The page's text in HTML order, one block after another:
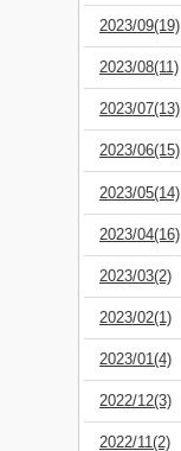
2023/09(19)
2023/08(11)
2023/07(13)
2023/06(15)
2023/05(14)
2023/04(16)
2023/03(2)
2023/02(1)
2023/01(4)
2022/12(3)
2022/11(2)